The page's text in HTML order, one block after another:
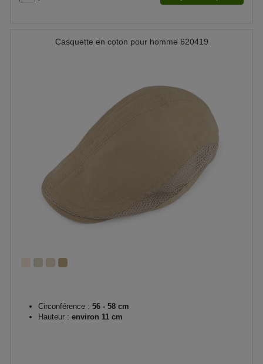
Casquette en coton pour homme 620419
Circonférence : 56 - 58 cm
Hauteur : environ 11 cm